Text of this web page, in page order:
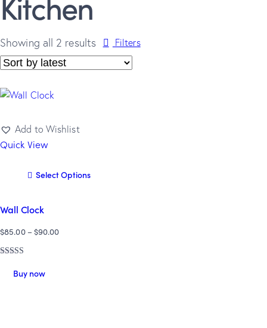
Showing all 2 results Filters
Add to Wishlist
Quick View
Select Options
Wall Clock
$85.00– $90.00
5.00
out of 5
Buy now